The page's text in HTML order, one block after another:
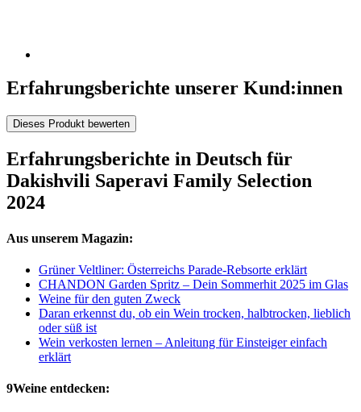
Erfahrungsberichte unserer Kund:innen
Dieses Produkt bewerten
Erfahrungsberichte in Deutsch für
Dakishvili Saperavi Family Selection
2024
Aus unserem Magazin:
Grüner Veltliner: Österreichs Parade-Rebsorte erklärt
CHANDON Garden Spritz – Dein Sommerhit 2025 im Glas
Weine für den guten Zweck
Daran erkennst du, ob ein Wein trocken, halbtrocken, lieblich
oder süß ist
Wein verkosten lernen – Anleitung für Einsteiger einfach
erklärt
9Weine entdecken: